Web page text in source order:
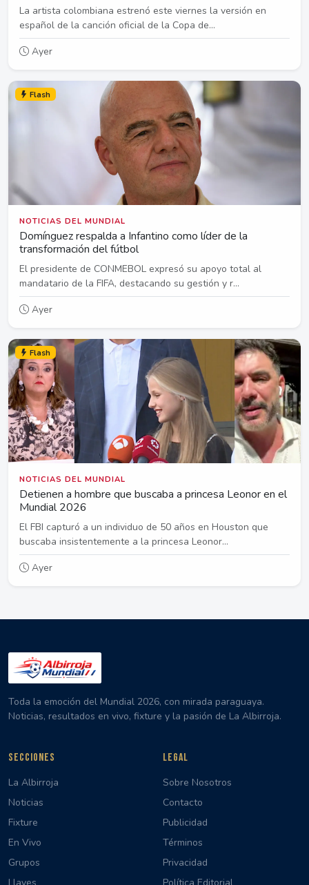
La artista colombiana estrenó este viernes la versión en
español de la canción oficial de la Copa de...
Ayer
Flash
NOTICIAS DEL MUNDIAL
Domínguez respalda a Infantino como líder de la
transformación del fútbol
El presidente de CONMEBOL expresó su apoyo total al
mandatario de la FIFA, destacando su gestión y r...
Ayer
Flash
NOTICIAS DEL MUNDIAL
Detienen a hombre que buscaba a princesa Leonor en el
Mundial 2026
El FBI capturó a un individuo de 50 años en Houston que
buscaba insistentemente a la princesa Leonor...
Ayer
Toda la emoción del Mundial 2026, con mirada paraguaya.
Noticias, resultados en vivo, fixture y la pasión de La Albirroja.
SECCIONES
La Albirroja
Noticias
Fixture
En Vivo
Grupos
LEGAL
Sobre Nosotros
Contacto
Publicidad
Términos
Privacidad